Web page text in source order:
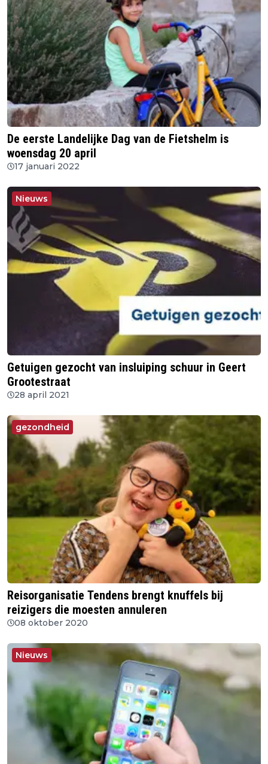
De eerste Landelijke Dag van de Fietshelm is
woensdag 20 april
17 januari 2022
Nieuws
Getuigen gezocht van insluiping schuur in Geert
Grootestraat
28 april 2021
gezondheid
Reisorganisatie Tendens brengt knuffels bij
reizigers die moesten annuleren
08 oktober 2020
Nieuws